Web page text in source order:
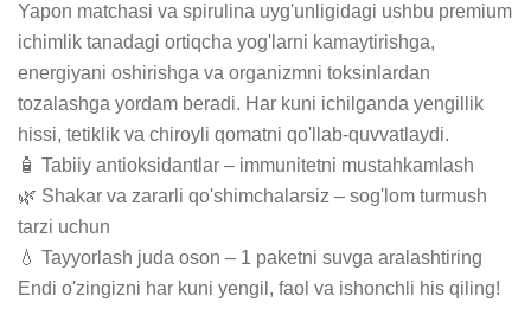
Yapon matchasi va spirulina uyg'unligidagi ushbu premium
ichimlik tanadagi ortiqcha yog'larni kamaytirishga,
energiyani oshirishga va organizmni toksinlardan
tozalashga yordam beradi. Har kuni ichilganda yengillik
hissi, tetiklik va chiroyli qomatni qo'llab-quvvatlaydi.
🧴 Tabiiy antioksidantlar – immunitetni mustahkamlash
🌿 Shakar va zararli qo'shimchalarsiz – sog'lom turmush
tarzi uchun
💧 Tayyorlash juda oson – 1 paketni suvga aralashtiring
Endi o'zingizni har kuni yengil, faol va ishonchli his qiling!